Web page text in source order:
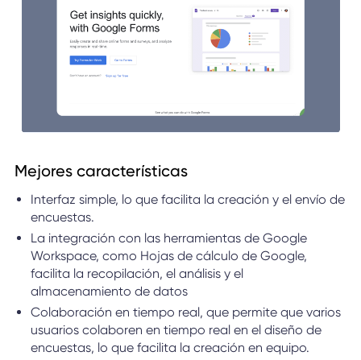
Mejores características
Interfaz simple, lo que facilita la creación y el envío de
encuestas.
La integración con las herramientas de Google
Workspace, como Hojas de cálculo de Google,
facilita la recopilación, el análisis y el
almacenamiento de datos
Colaboración en tiempo real, que permite que varios
usuarios colaboren en tiempo real en el diseño de
encuestas, lo que facilita la creación en equipo.